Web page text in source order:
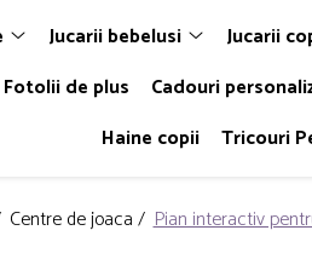
Jucarii bebelusi Jucarii
Fotolii de plus Cadouri
Haine copii
Tricouri
Centre de joaca / Pian interactiv